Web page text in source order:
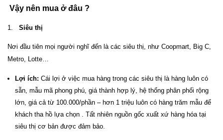
Vậy nên mua ở đâu ?
Siêu thị
Nơi đầu tiên mọi người nghĩ đến là các siêu thị, như Coopmart, Big C,
Metro, Lotte…
Lợi ích: Cái lợi ở việc mua hàng trong các siêu thị là hàng luôn có
sẵn, mẫu mã phong phú, giá thành hợp lý, hệ thống phân phối rộng
lớn, giá cả từ 100.000/phần – hơn 1 triệu luôn có hàng trăm mẫu để
khách tha hồ lựa chọn . Tất nhiên nguồn gốc xuất xứ hàng hóa tại
siêu thị cơ bản được đảm bảo.